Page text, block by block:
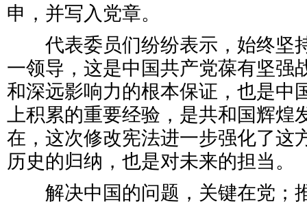
申，并写入党章。
代表委员们纷纷表示，始终坚
一领导，这是中国共产党葆有坚强
和深远影响力的根本保证，也是中
上积累的重要经验，是共和国辉煌
在，这次修改宪法进一步强化了这
历史的归纳，也是对未来的担当。
解决中国的问题，关键在党；